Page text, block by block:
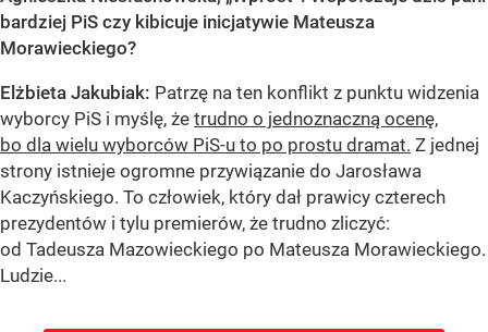
bardziej PiS czy kibicuje inicjatywie Mateusza
Morawieckiego?
Elżbieta Jakubiak: Patrzę na ten konflikt z punktu widzenia
wyborcy PiS i myślę, że trudno o jednoznaczną ocenę,
bo dla wielu wyborców PiS-u to po prostu dramat. Z jednej
strony istnieje ogromne przywiązanie do Jarosława
Kaczyńskiego. To człowiek, który dał prawicy czterech
prezydentów i tylu premierów, że trudno zliczyć:
od Tadeusza Mazowieckiego po Mateusza Morawieckiego.
Ludzie...